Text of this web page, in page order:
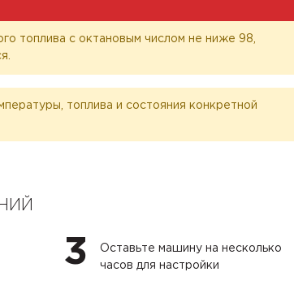
топлива с октановым числом не ниже 98,
топлива и состояния конкретной
3
Оставьте машину на несколько
часов для настройки